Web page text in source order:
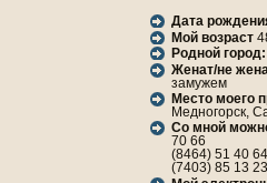
Дата
Мой возраст
Родной город:
Женaт/не
замужем
Место моего
Медногорск,
Со мной
70 66
(8464) 51 40 64
(7403) 85 13 23